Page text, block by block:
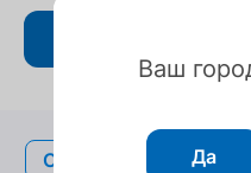
Описание
Описание
Ваш
Да